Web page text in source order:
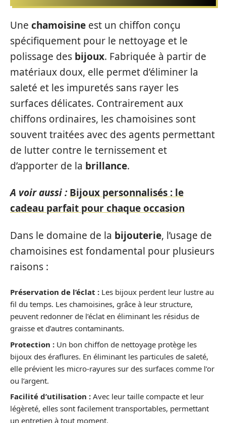
Une chamoisine est un chiffon conçu
spécifiquement pour le nettoyage et le
polissage des bijoux. Fabriquée à partir de
matériaux doux, elle permet d’éliminer la
saleté et les impuretés sans rayer les
surfaces délicates. Contrairement aux
chiffons ordinaires, les chamoisines sont
souvent traitées avec des agents permettant
de lutter contre le ternissement et
d’apporter de la brillance.
A voir aussi : Bijoux personnalisés : le
cadeau parfait pour chaque occasion
Dans le domaine de la bijouterie, l’usage de
chamoisines est fondamental pour plusieurs
raisons :
Préservation de l’éclat : Les bijoux perdent leur lustre au
fil du temps. Les chamoisines, grâce à leur structure,
peuvent redonner de l’éclat en éliminant les résidus de
graisse et d’autres contaminants.
Protection : Un bon chiffon de nettoyage protège les
bijoux des éraflures. En éliminant les particules de saleté,
elle prévient les micro-rayures sur des surfaces comme l’or
ou l’argent.
Facilité d’utilisation : Avec leur taille compacte et leur
légèreté, elles sont facilement transportables, permettant
un entretien à tout moment.